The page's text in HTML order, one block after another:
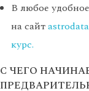
В любое
на сайт
курс.
С ЧЕГО